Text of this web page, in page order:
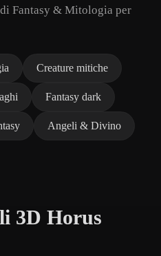
Fantasy & Mitologia per
Creature mitiche
Fantasy dark
Angeli & Divino
3D Horus